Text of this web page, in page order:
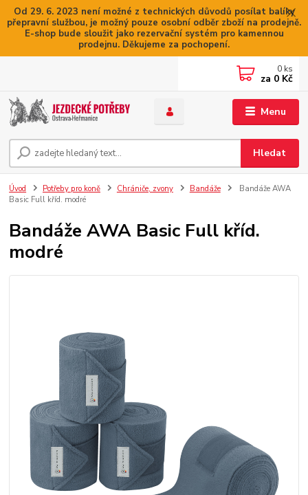
Od 29. 6. 2023 není možné z technických důvodů posílat balíky
přepravní službou, je možný pouze osobní odběr zboží na prodejně.
E-shop bude sloužit jako rezervační systém pro kamennou
prodejnu. Děkujeme za pochopení.
Menu
Hledat
0 ks
za 0 Kč
Úvod Potřeby pro koně Chrániče, zvony Bandáže
Bandáže AWA
Basic Full kříd. modré
Bandáže AWA Basic Full kříd.
modré